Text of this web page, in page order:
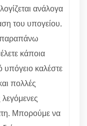
ανάλογα
του υπογείου.
παραπάνω
κάποια
καλέστε
πολλές
Μπορούμε να